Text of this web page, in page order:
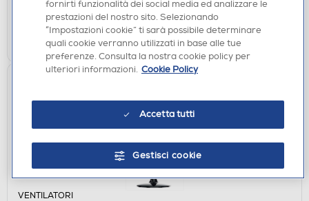
Ritiro in negozio in 30' gratuito:verifica
AGGIUNGI
VENTILATORI
fornirti funzionalità dei social media ed analizzare le
prestazioni del nostro sito. Selezionando
“Impostazioni cookie” ti sarà possibile determinare
quali cookie verranno utilizzati in base alle tue
preferenze. Consulta la nostra cookie policy per
ulteriori informazioni. Cookie Policy
Accetta tutti
Gestisci cookie